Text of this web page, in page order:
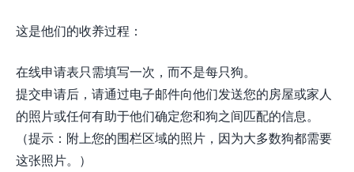
这是他们的收养过程：
在线申请表只需填写一次，而不是每只狗。
提交申请后，请通过电子邮件向他们发送您的房屋或家人
的照片或任何有助于他们确定您和狗之间匹配的信息。
（提示：附上您的围栏区域的照片，因为大多数狗都需要
这张照片。）